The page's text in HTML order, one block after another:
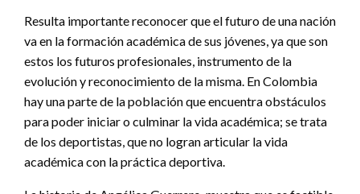
Resulta importante reconocer que el futuro de una nación
va en la formación académica de sus jóvenes, ya que son
estos los futuros profesionales, instrumento de la
evolución y reconocimiento de la misma. En Colombia
hay una parte de la población que encuentra obstáculos
para poder iniciar o culminar la vida académica; se trata
de los deportistas, que no logran articular la vida
académica con la práctica deportiva.